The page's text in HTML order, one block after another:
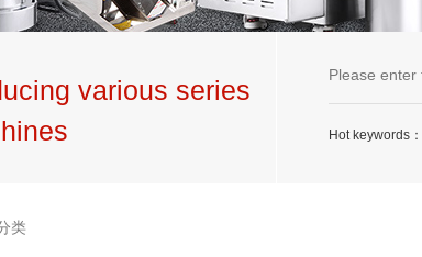
various series
Hot keywords：
类